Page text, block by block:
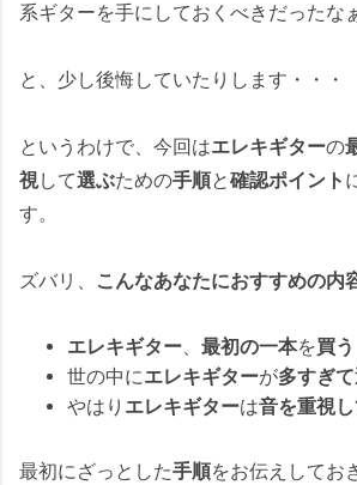
系ギターを手にしておくべきだったな
と、少し後悔していたりします・・・
というわけで、今回はエレキギターの
視して選ぶための手順と確認ポイント
す。
ズバリ、 こんなあなたにおすすめの内
エレキギター、 最初の一本を買う
世の中にエレキギターが多すぎ
やはり エレキギターは音を重視
最初にざっとした手順をお伝えしてお